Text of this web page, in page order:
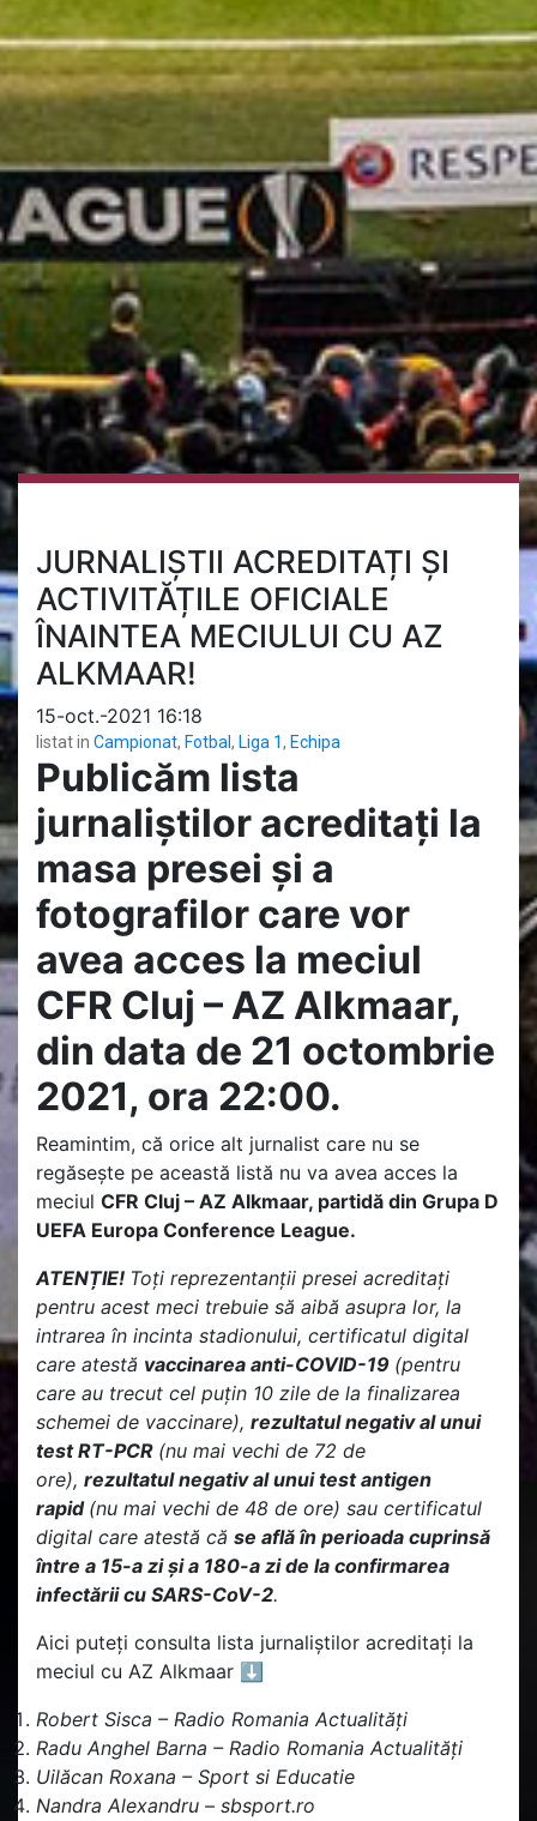
JURNALIȘTII ACREDITAȚI ȘI
ACTIVITĂȚILE OFICIALE
ÎNAINTEA MECIULUI CU AZ
ALKMAAR!
15-oct.-2021 16:18
listat in Campionat, Fotbal, Liga 1, Echipa
Publicăm lista
jurnaliștilor acreditați la
masa presei și a
fotografilor care vor
avea acces la meciul
CFR Cluj – AZ Alkmaar,
din data de 21 octombrie
2021, ora 22:00.
Reamintim, că orice alt jurnalist care nu se
regăsește pe această listă nu va avea acces la
meciul CFR Cluj – AZ Alkmaar, partidă din Grupa D
UEFA Europa Conference League.
ATENȚIE! Toți reprezentanții presei acreditați
pentru acest meci trebuie să aibă asupra lor, la
intrarea în incinta stadionului, certificatul digital
care atestă vaccinarea anti-COVID-19 (pentru
care au trecut cel puțin 10 zile de la finalizarea
schemei de vaccinare), rezultatul negativ al unui
test RT-PCR (nu mai vechi de 72 de
ore), rezultatul negativ al unui test antigen
rapid (nu mai vechi de 48 de ore) sau certificatul
digital care atestă că se află în perioada cuprinsă
între a 15-a zi și a 180-a zi de la confirmarea
infectării cu SARS-CoV-2.
Aici puteți consulta lista jurnaliștilor acreditați la
meciul cu AZ Alkmaar ⬇️
Robert Sisca – Radio Romania Actualități
Radu Anghel Barna – Radio Romania Actualități
Uilăcan Roxana – Sport si Educatie
Nandra Alexandru – sbsport.ro